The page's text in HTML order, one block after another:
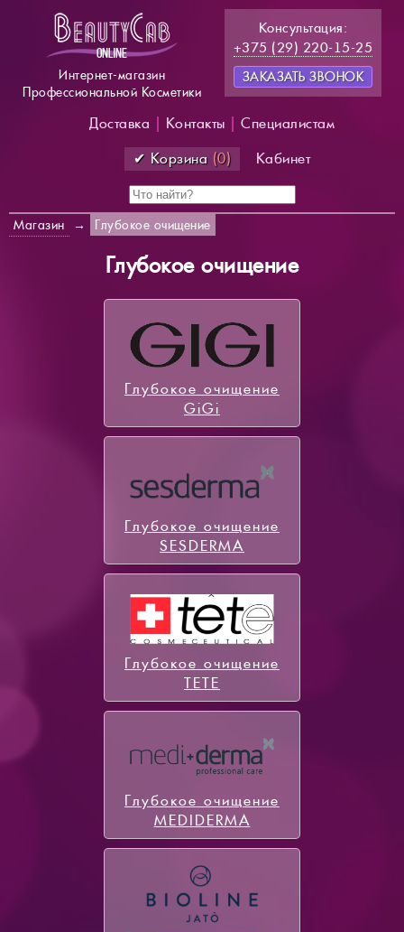
Интернет-магазин
Профессиональной Косметики
Консультация:
+375 (29) 220-15-25
ЗАКАЗАТЬ ЗВОНОК
Доставка Контакты
Специалистам
✔ Корзина (0) Кабинет
Магазин → Глубокое очищение
Глубокое очищение
Глубокое очищение
GiGi
Глубокое очищение
SESDERMA
Глубокое очищение
TETE
Глубокое очищение
MEDIDERMA